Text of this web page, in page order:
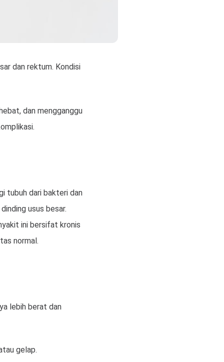
dan rektum. Kondisi
dan mengganggu
tubuh dari bakteri dan
usus besar.
ini bersifat kronis
normal.
lebih berat dan
gelap.